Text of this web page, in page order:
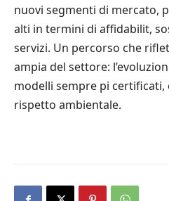
nuovi segmenti di mercato,
alti in termini di affidabilit,
servizi. Un percorso che
ampia del settore:
modelli sempre pi
rispetto ambientale.